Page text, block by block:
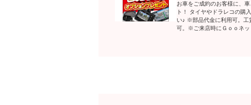
お車をご成約のお客様に、
ト！ タイヤやドラレコの購
い♪ ※部品代金に利用可。工
可。※ご来店時にＧｏｏネッ